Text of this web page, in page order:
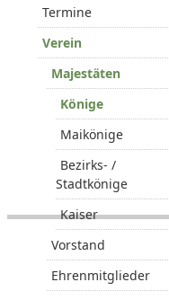
Termine
Verein
Majestäten
Könige
Maikönige
Bezirks- /
Stadtkönige
Kaiser
Vorstand
Ehrenmitglieder